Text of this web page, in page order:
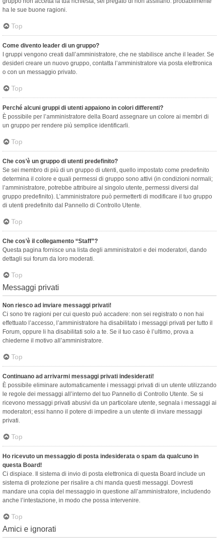
ha le sue buone ragioni.
Top
Come divento leader di un gruppo?
I gruppi vengono creati dall’amministratore, che ne stabilisce anche il leader. Se
desideri creare un nuovo gruppo, contatta l’amministratore via posta elettronica
o con un messaggio privato.
Top
Perché alcuni gruppi di utenti appaiono in colori differenti?
È possibile per l’amministratore della Board assegnare un colore ai membri di
un gruppo per rendere più semplice identificarli.
Top
Che cos’è un gruppo di utenti predefinito?
Se sei membro di più di un gruppo di utenti, quello impostato come predefinito
determina il colore e quali permessi di gruppo sono attivi (in condizioni normali;
l’amministratore, potrebbe attribuire al singolo utente, permessi diversi dal
gruppo predefinito). L’amministratore può permetterti di modificare il tuo gruppo
di utenti predefinito dal Pannello di Controllo Utente.
Top
Che cos’è il collegamento “Staff”?
Questa pagina fornisce una lista degli amministratori e dei moderatori, dando
dettagli sui forum da loro moderati.
Top
Messaggi privati
Non riesco ad inviare messaggi privati!
Ci sono tre ragioni per cui questo può accadere: non sei registrato o non hai
effettuato l’accesso, l’amministratore ha disabilitato i messaggi privati per tutto il
Forum, oppure li ha disabilitati solo a te. Se il tuo caso è l’ultimo, prova a
chiederne il motivo all’amministratore.
Top
Continuano ad arrivarmi messaggi privati indesiderati!
È possibile eliminare automaticamente i messaggi privati ​​di un utente utilizzando
le regole dei messaggi all’interno del tuo Pannello di Controllo Utente. Se si
ricevono messaggi privati ​​abusivi da un particolare utente, segnala i messaggi ai
moderatori; essi hanno il potere di impedire a un utente di inviare messaggi
privati​​.
Top
Ho ricevuto un messaggio di posta indesiderata o spam da qualcuno in
questa Board!
Ci dispiace. Il sistema di invio di posta elettronica di questa Board include un
sistema di protezione per risalire a chi manda questi messaggi. Dovresti
mandare una copia del messaggio in questione all’amministratore, includendo
anche l’intestazione, in modo che possa intervenire.
Top
Amici e ignorati